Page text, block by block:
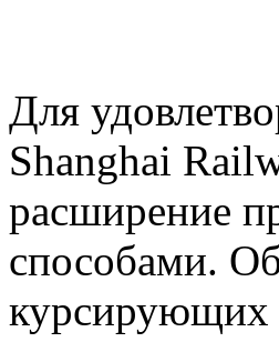
Для
Shanghai
расширение
способами.
курсирующих